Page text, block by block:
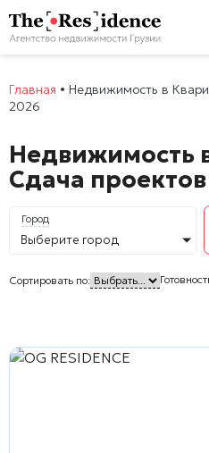
Главная • Недвижимость в
2026
Недвижимость
Сдача проектов
Город
Выберите город
Сортировать по: